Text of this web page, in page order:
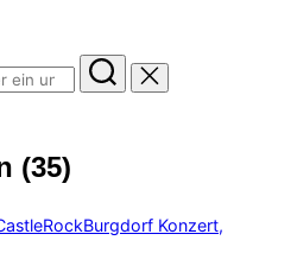
(35)